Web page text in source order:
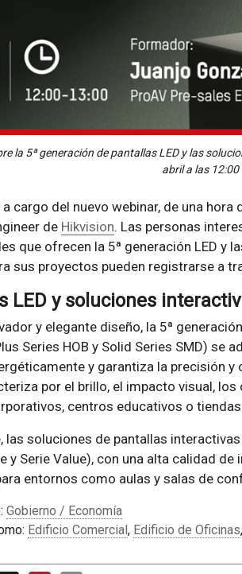
la 5ª generación de pantallas LED y las
abril a las 12:00
cargo del nuevo webinar, de una hora
de Hikvision. Las personas
que ofrecen la 5ª generación LED y
sus proyectos pueden registrarse a
LED y soluciones
y elegante diseño, la 5ª
Series HOB y Solid Series SMD) se
y garantiza la precisión
por el brillo, el impacto visual,
centros educativos o
las soluciones de pantallas
y Serie Value), con una alta calidad
entornos como aulas y salas de
Gobierno / Economía
Edificio Comercial , Edificio de Oficinas,